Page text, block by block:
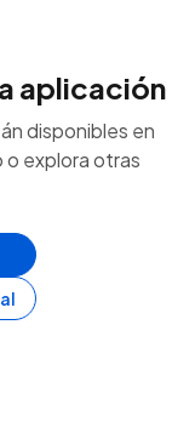
aplicación
disponibles en
explora otras